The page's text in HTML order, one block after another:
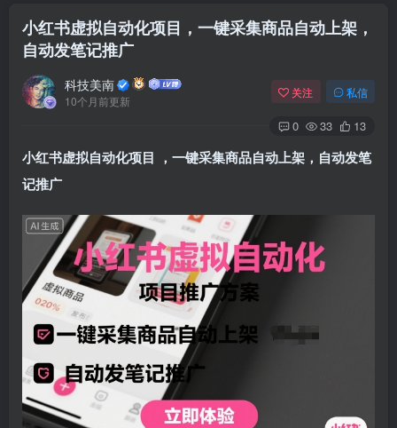
Arch Linux
小红书虚拟自动化项目，一键采集商品自动上架，
自动发笔记推广
科技美南
10个月前更新
关注 私信
0 33 13
小红书虚拟自动化项目 ，一键采集商品自动上架，自动发笔
记推广